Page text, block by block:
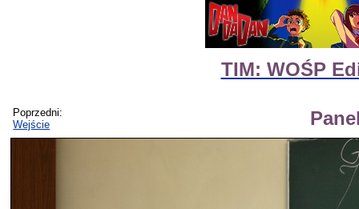
TIM: WOŚP
Poprzedni:
Wejście